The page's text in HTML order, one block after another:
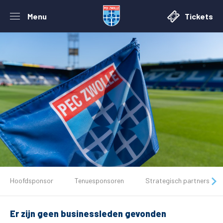
Menu Tickets
Tickets
Matchdays
Hoofdsponsor Tenuesponsoren Strategisch partners
Er zijn geen businessleden gevonden